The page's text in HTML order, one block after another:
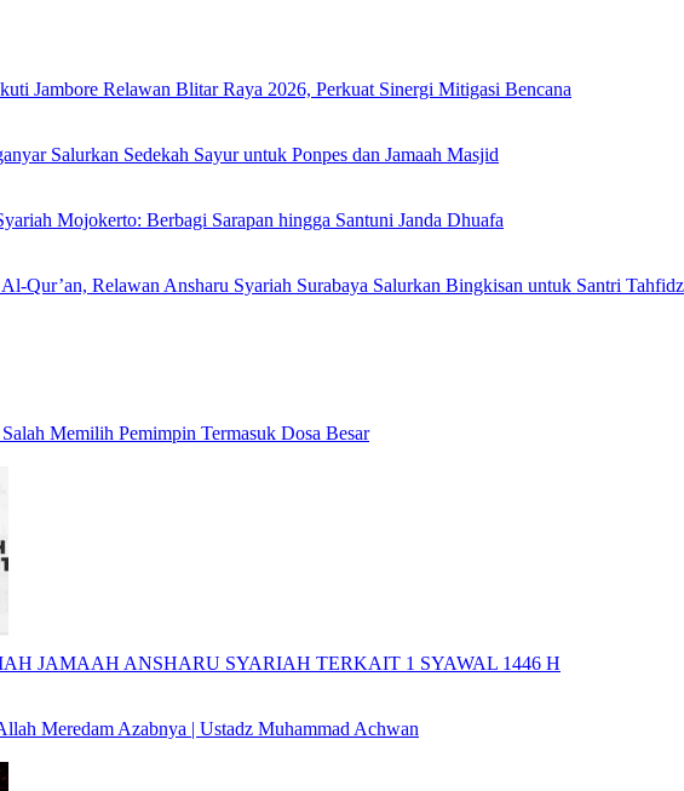
Jambore Relawan Blitar Raya 2026, Perkuat Sinergi Mitigasi Bencana
Salurkan Sedekah Sayur untuk Ponpes dan Jamaah Masjid
Mojokerto: Berbagi Sarapan hingga Santuni Janda Dhuafa
Qur’an, Relawan Ansharu Syariah Surabaya Salurkan Bingkisan untuk Santri Tahfidz
Memilih Pemimpin Termasuk Dosa Besar
JAMAAH ANSHARU SYARIAH TERKAIT 1 SYAWAL 1446 H
Meredam Azabnya | Ustadz Muhammad Achwan